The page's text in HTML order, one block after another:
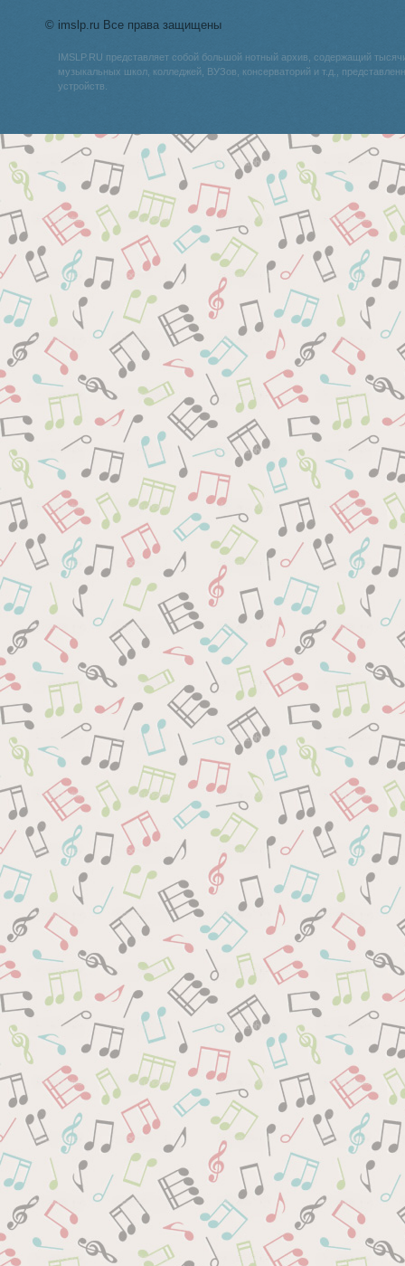
© imslp.ru Все права защищены
IMSLP.RU представляет собой большой нотный архив, содержащий
музыкальных школ, колледжей, ВУЗов, консерваторий и т.д.,
устройств.